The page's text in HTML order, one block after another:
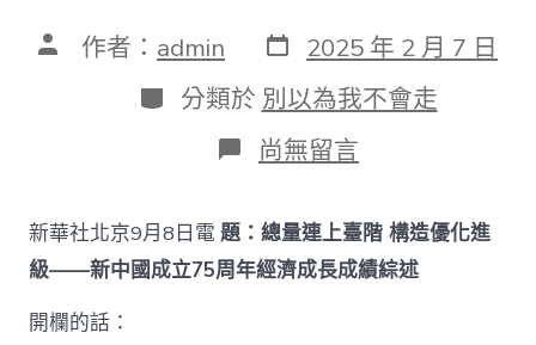
文 作者： admin 發
表
日
期
2025 年 2 月 7 日
分
類
分類於 別以為我不會走
在
〈奮
強
國
路
尚無留言
新華社北京9月8日電題：總量連上臺階 構造優化進
級——新中國成立75周年經濟成長成績綜述
開欄的話：